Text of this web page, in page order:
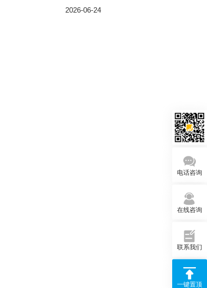
2026-06-24
电话咨询
在线咨询
联系我们
一键置顶